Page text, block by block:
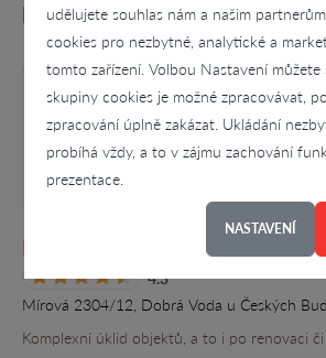
udělujete souhlas nám a našim
cookies pro nezbytné, analytické a
tomto zařízení. Volbou Nastavení můžete
skupiny cookies je možné zpracovávat,
zpracování úplně zakázat. Ukládání
probíhá vždy, a to v zájmu zachování
prezentace.
NASTAVENÍ
Podobné firmy
KMU servis, Marie Koubová
4.3
Mírová 2304/12, Dobrá Voda u Českých
Komplexní úklid objektů, a to i po renovaci